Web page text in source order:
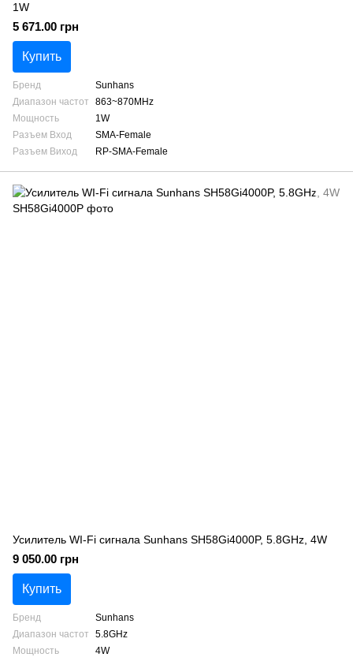
1W
5 671.00 грн
Купить
Бренд
Sunhans
Диапазон частот
863~870MHz
Мощность
1W
Разъем Вход
SMA-Female
Разъем Виход
RP-SMA-Female
Усилитель WI-Fi сигнала Sunhans SH58Gi4000P, 5.8GHz, 4W
9 050.00 грн
Купить
Бренд
Sunhans
Диапазон частот
5.8GHz
Мощность
4W